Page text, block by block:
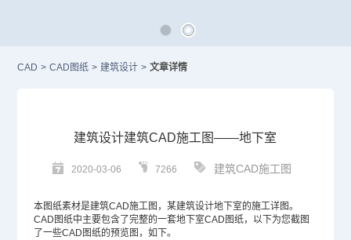
CAD > CAD图纸 > 建筑设计 > 文章详情
建筑设计建筑CAD施工图——地下室
2020-03-06 7266 建筑CAD施工图
本图纸素材是建筑CAD施工图，某建筑设计地下室的施工详图。
CAD图纸中主要包含了完整的一套地下室CAD 图纸，以下为您截图
了一些CAD图纸的预览图，如下。